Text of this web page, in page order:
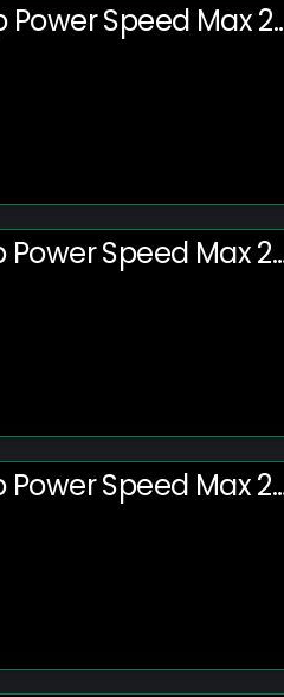
Power Speed Max 2
Speed Max 2
Speed Max 2